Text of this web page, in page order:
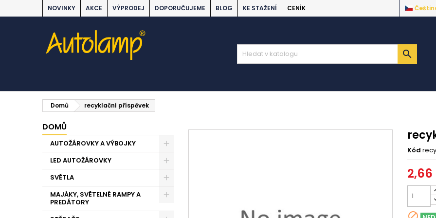
NOVINKY AKCE VÝPRODEJ DOPORUČUJEME BLOG KE STAŽENÍ CENÍK

Domů recyklační příspěvek
DOMŮ
AUTOŽÁROVKY A VÝBOJKY
LED AUTOŽÁROVKY
SVĚTLA
MAJÁKY, SVĚTELNÉ RAMPY A
PREDÁTORY
Kód
2,66